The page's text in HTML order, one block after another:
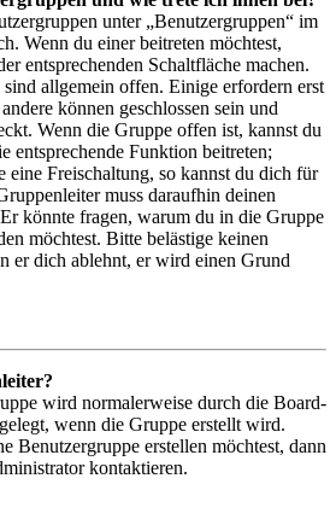
unter „Benutzergruppen“ im
Wenn du einer beitreten möchtest,
entsprechenden Schaltfläche machen.
allgemein offen. Einige erfordern erst
können geschlossen sein und
Wenn die Gruppe offen ist, kannst du
entsprechende Funktion beitreten;
eine Freischaltung, so kannst du dich für
muss daraufhin deinen
könnte fragen, warum du in die Gruppe
möchtest. Bitte belästige keinen
er dich ablehnt, er wird einen Grund
wird normalerweise durch die Board-
wenn die Gruppe erstellt wird.
Benutzergruppe erstellen möchtest, dann
kontaktieren.